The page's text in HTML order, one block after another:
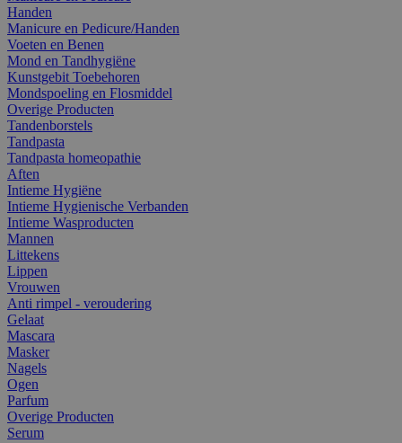
Handen
Manicure en Pedicure/Handen
Voeten en Benen
Mond en Tandhygiëne
Kunstgebit Toebehoren
Mondspoeling en Flosmiddel
Overige Producten
Tandenborstels
Tandpasta
Tandpasta homeopathie
Aften
Intieme Hygiëne
Intieme Hygienische Verbanden
Intieme Wasproducten
Mannen
Littekens
Lippen
Vrouwen
Anti rimpel - veroudering
Gelaat
Mascara
Masker
Nagels
Ogen
Parfum
Overige Producten
Serum